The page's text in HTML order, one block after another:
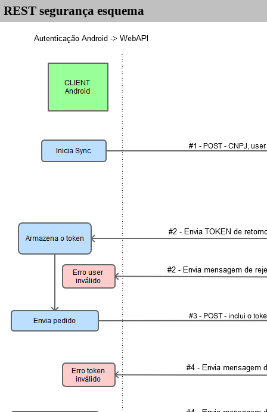
REST segurança esquema